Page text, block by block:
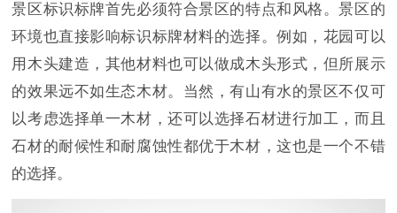
景区标识标牌首先必须符合景区的特点和风格。景区的
环境也直接影响标识标牌材料的选择。例如，花园可以
用木头建造，其他材料也可以做成木头形式，但所展示
的效果远不如生态木材。当然，有山有水的景区不仅可
以考虑选择单一木材，还可以选择石材进行加工，而且
石材的耐候性和耐腐蚀性都优于木材，这也是一个不错
的选择。